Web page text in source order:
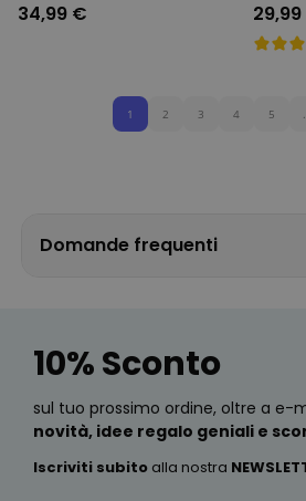
34,99 €
1 2 3 4 5
Domande frequenti
10% Sconto
sul tuo prossimo ordine, oltre a e-
novità, idee regalo geniali e
Iscriviti subito alla nostra